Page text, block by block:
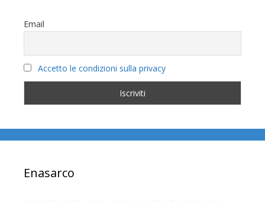
Email
Accetto le condizioni sulla privacy
Enasarco